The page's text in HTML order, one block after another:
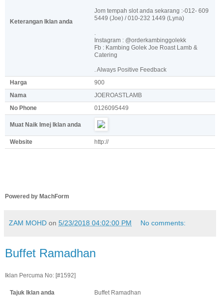
Keterangan Iklan anda
Jom tempah slot anda sekarang :-012- 609
5449 (Joe) / 010-232 1449 (Lyna)
Instagram : @orderkambinggolekk
Fb : Kambing Golek Joe Roast Lamb &
Catering
. Always Positive Feedback
Harga
900
Nama
JOEROASTLAMB
No Phone
0126095449
Muat Naik Imej Iklan anda
Website http://
Powered by MachForm
ZAM MOHD on 5/23/2018 04:02:00 PM No comments:
Buffet Ramadhan
Iklan Percuma No: [#1592]
Tajuk Iklan anda Buffet Ramadhan